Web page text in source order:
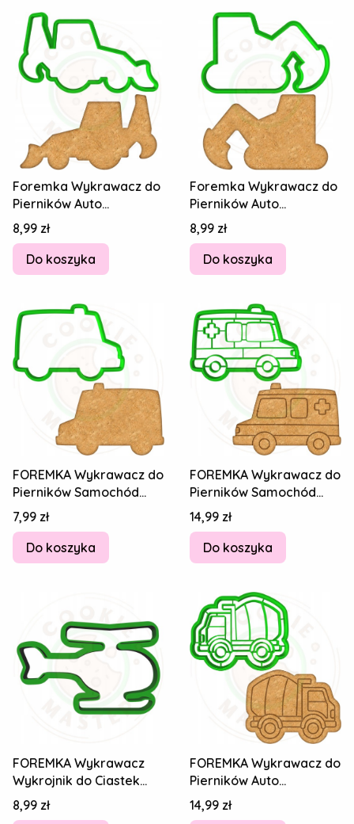
Foremka Wykrawacz do
Pierników Auto
Koparkoładowarka
Spychacz Koparka 12cm
Cena
8,99 zł
Do koszyka
Foremka Wykrawacz do
Pierników Auto
Koparkoładowarka
Spychacz Koparka 10cm
Cena
8,99 zł
Do koszyka
FOREMKA Wykrawacz do
Pierników Samochód
Pojazd Bus AUTO
KARETKA POGOTOWIA
Cena
7,99 zł
Do koszyka
FOREMKA Wykrawacz do
Pierników Samochód
Pojazd Bus AUTO
KARETKA POGOTOWIA
Cena
14,99 zł
Do koszyka
FOREMKA Wykrawacz
Wykrojnik do Ciastek
Pierników Śmigłowiec
Helikopter 8cm
Cena
8,99 zł
FOREMKA Wykrawacz do
Pierników Auto
Ciężarówka Betonowóz
BETONIARKA 8cm
Cena
14,99 zł